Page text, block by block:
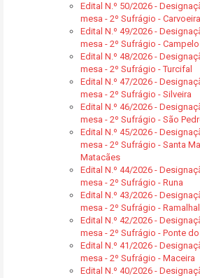
Edital N.º 50/2026 -
mesa - 2º Sufrágio -
Edital N.º 49/2026 -
mesa - 2º Sufrágio -
Edital N.º 48/2026 -
mesa - 2º Sufrágio - Turcifal
Edital N.º 47/2026 -
mesa - 2º Sufrágio - Silveira
Edital N.º 46/2026 -
mesa - 2º Sufrágio - São
Edital N.º 45/2026 -
mesa - 2º Sufrágio - Santa
Matacães
Edital N.º 44/2026 -
mesa - 2º Sufrágio - Runa
Edital N.º 43/2026 -
mesa - 2º Sufrágio - Ramalhal
Edital N.º 42/2026 -
mesa - 2º Sufrágio - Ponte do
Edital N.º 41/2026 -
mesa - 2º Sufrágio - Maceira
Edital N.º 40/2026 -